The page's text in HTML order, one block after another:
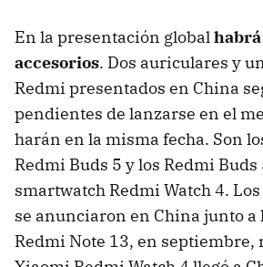
En la presentación global
accesorios. Dos auriculares y
Redmi presentados en China
pendientes de lanzarse en el
harán en la misma fecha. Son
Redmi Buds 5 y los Redmi Buds
smartwatch Redmi Watch 4.
se anunciaron en China junto a
Redmi Note 13, en septiembre,